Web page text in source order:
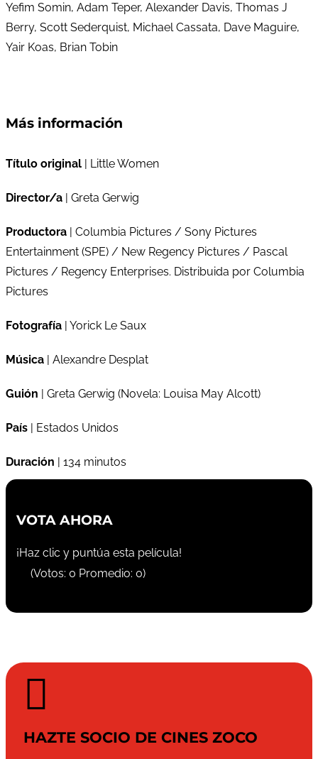
Yefim Somin, Adam Teper, Alexander Davis, Thomas J
Berry, Scott Sederquist, Michael Cassata, Dave Maguire,
Yair Koas, Brian Tobin
Más información
Título original | Little Women
Director/a | Greta Gerwig
Productora | Columbia Pictures / Sony Pictures
Entertainment (SPE) / New Regency Pictures / Pascal
Pictures / Regency Enterprises. Distribuida por Columbia
Pictures
Fotografía | Yorick Le Saux
Música | Alexandre Desplat
Guión | Greta Gerwig (Novela: Louisa May Alcott)
País | Estados Unidos
Duración | 134 minutos
VOTA AHORA
¡Haz clic y puntúa esta película!
(Votos: 0 Promedio: 0)

HAZTE SOCIO DE CINES ZOCO